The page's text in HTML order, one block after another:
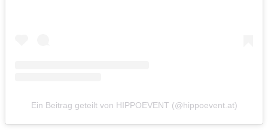
Ein Beitrag geteilt von HIPPOEVENT (@hippoevent.at)